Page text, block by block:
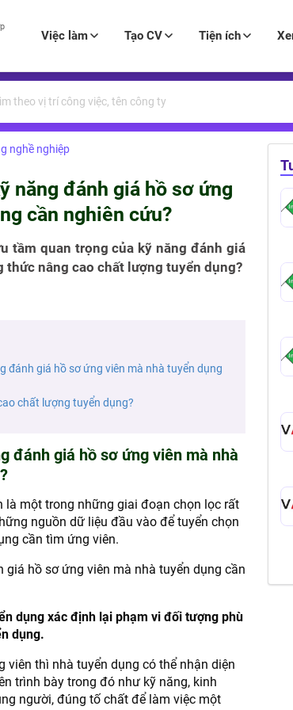
Việc làm Tạo CV Tiện ích
nghề nghiệp
năng‍ đánh‍ giá‍ hồ‍ sơ‍ ứng‍
cần nghiên cứu?
tầm‍ quan‍ trọng‍ của‍ kỹ‍ năng‍ đánh‍ giá‍
thức nâng cao chất lượng tuyển dụng?
đánh‍ giá‍ hồ‍ sơ‍ ứng‍ viên‍ mà nhà tuyển dụng
chất lượng tuyển dụng?
đánh‍ giá‍ hồ‍ sơ‍ ứng‍ viên‍ mà nhà
là một trong những giai đoạn chọn lọc rất
nguồn dữ liệu đầu vào để tuyển chọn
cần tìm ứng viên.
hồ‍ sơ‍ ứng‍ viên‍ mà nhà tuyển dụng cần
dụng xác định lại phạm vi đối tượng phù
dụng.
viên‍ thì nhà tuyển dụng có thể nhận diện
trình bày trong đó như kỹ năng, kinh
người, đúng tố chất để làm việc một